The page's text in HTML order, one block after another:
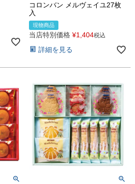
コロンバン メルヴェイユ27枚
入
現物商品
当店特別価格 ¥1,404税込
詳細を見る